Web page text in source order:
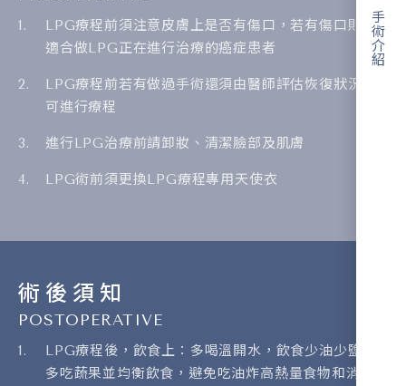
手術介紹
LPG療程前須注意皮膚上是否有傷口，若有傷口則不
適合做LPG正在進行治療的癌症患者
LPG療程前若有做過手術還須由醫師評估恢復狀況方
可進行療程
進行LPG治療前請卸妝、清潔臉部及肌膚
LPG術前須更換LPG療程專用天使衣
術後須知
POSTOPERATIVE
LPG療程後，飲食上：多喝溫開水，飲食少油少鹽，
多吃蔬果並均衡飲食，避免吃油炸高熱量食物和消